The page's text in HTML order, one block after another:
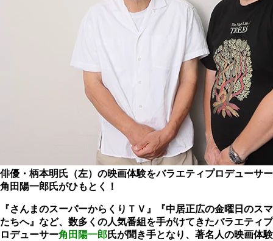
俳優・柄本明氏（左）の映画体験をバラエティプロデューサー
角田陽一郎氏がひもとく！
『さんまのスーパーからくりＴＶ』『中居正広の金曜日のスマ
たちへ』など、数多くの人気番組を手がけてきたバラエティプ
ロデューサー角田陽一郎氏が聞き手となり、著名人の映画体験